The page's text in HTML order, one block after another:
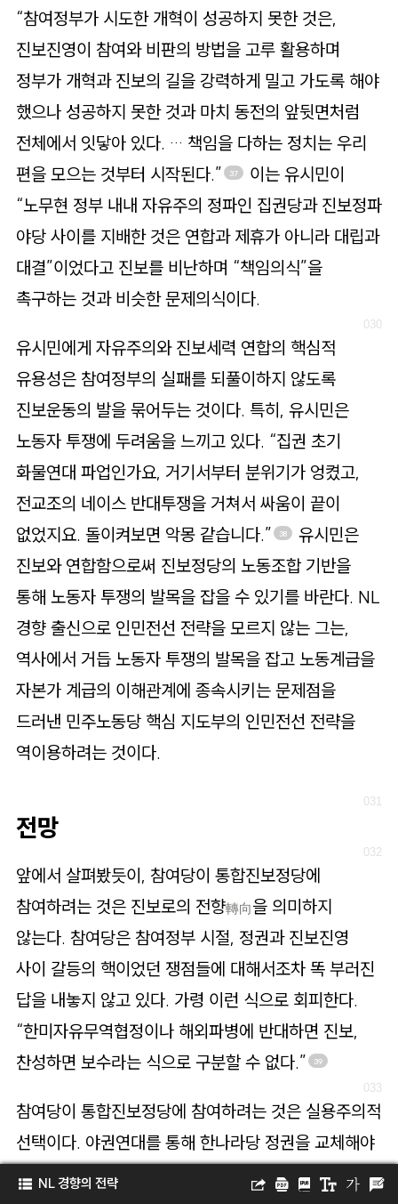
“참여정부가 시도한 개혁이 성공하지 못한 것은,
진보진영이 참여와 비판의 방법을 고루 활용하며
정부가 개혁과 진보의 길을 강력하게 밀고 가도록 해야
했으나 성공하지 못한 것과 마치 동전의 앞뒷면처럼
전체에서 잇닿아 있다. … 책임을 다하는 정치는 우리
편을 모으는 것부터 시작된다.”
37
이는 유시민이
“노무현 정부 내내 자유주의 정파인 집권당과 진보정파
야당 사이를 지배한 것은 연합과 제휴가 아니라 대립과
대결”이었다고 진보를 비난하며 “책임의식”을
촉구하는 것과 비슷한 문제의식이다.
유시민에게 자유주의와 진보세력 연합의 핵심적
유용성은 참여정부의 실패를 되풀이하지 않도록
진보운동의 발을 묶어두는 것이다. 특히, 유시민은
노동자 투쟁에 두려움을 느끼고 있다. “집권 초기
화물연대 파업인가요, 거기서부터 분위기가 엉켰고,
전교조의 네이스 반대투쟁을 거쳐서 싸움이 끝이
없었지요. 돌이켜보면 악몽 같습니다.”
38
유시민은
진보와 연합함으로써 진보정당의 노동조합 기반을
통해 노동자 투쟁의 발목을 잡을 수 있기를 바란다. NL
경향 출신으로 인민전선 전략을 모르지 않는 그는,
역사에서 거듭 노동자 투쟁의 발목을 잡고 노동계급을
자본가 계급의 이해관계에 종속시키는 문제점을
드러낸 민주노동당 핵심 지도부의 인민전선 전략을
역이용하려는 것이다.
전망
앞에서 살펴봤듯이, 참여당이 통합진보정당에
참여하려는 것은 진보로의 전향轉向을 의미하지
않는다. 참여당은 참여정부 시절, 정권과 진보진영
사이 갈등의 핵이었던 쟁점들에 대해서조차 똑 부러진
답을 내놓지 않고 있다. 가령 이런 식으로 회피한다.
“한미자유무역협정이나 해외파병에 반대하면 진보,
찬성하면 보수라는 식으로 구분할 수 없다.”
39
참여당이 통합진보정당에 참여하려는 것은 실용주의적
선택이다. 야권연대를 통해 한나라당 정권을 교체해야
한다고 보지만, 야권에서 가장 작은 정당이다 보니
NL 경향의 전략